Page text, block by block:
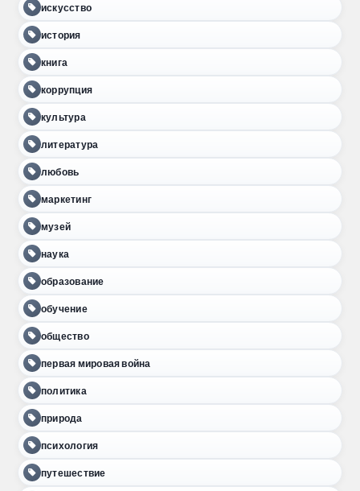
искусство
история
книга
коррупция
культура
литература
любовь
маркетинг
музей
наука
образование
обучение
общество
первая мировая война
политика
природа
психология
путешествие